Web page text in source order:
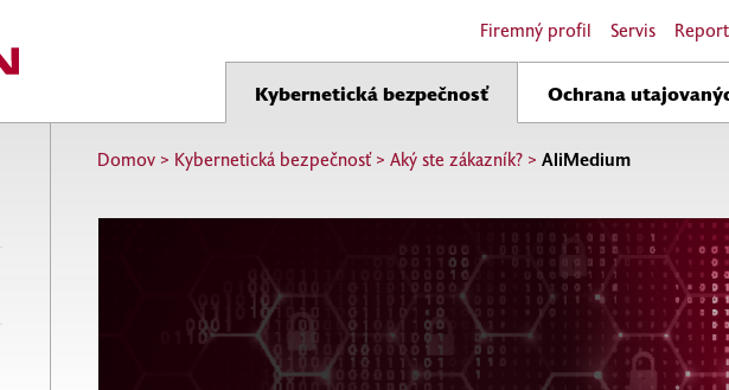
Firemný profil Servis
Kybernetická bezpečnosť Ochrana
Domov > Kybernetická bezpečnosť>Aký ste zákazník? >AliMedium